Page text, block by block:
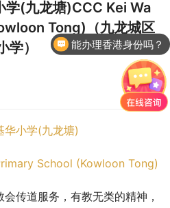
学(九龙塘)CCC Kei Wa
Tong)（九龙城区
学）
华小学(九龙塘)
School (Kowloon Tong)
传道服务，有教无类的精神，
能办理香港身份吗？
香港国际学校申请